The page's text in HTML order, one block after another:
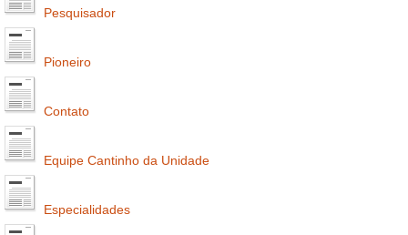
Pesquisador
Pioneiro
Contato
Equipe Cantinho da Unidade
Especialidades